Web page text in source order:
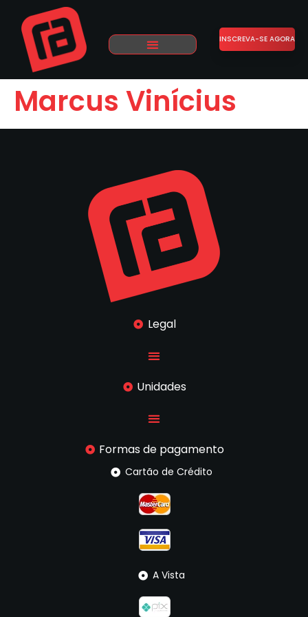
INSCREVA-SE AGORA
Marcus Vinícius
Legal
Unidades
Formas de pagamento
Cartão de Crédito
A Vista